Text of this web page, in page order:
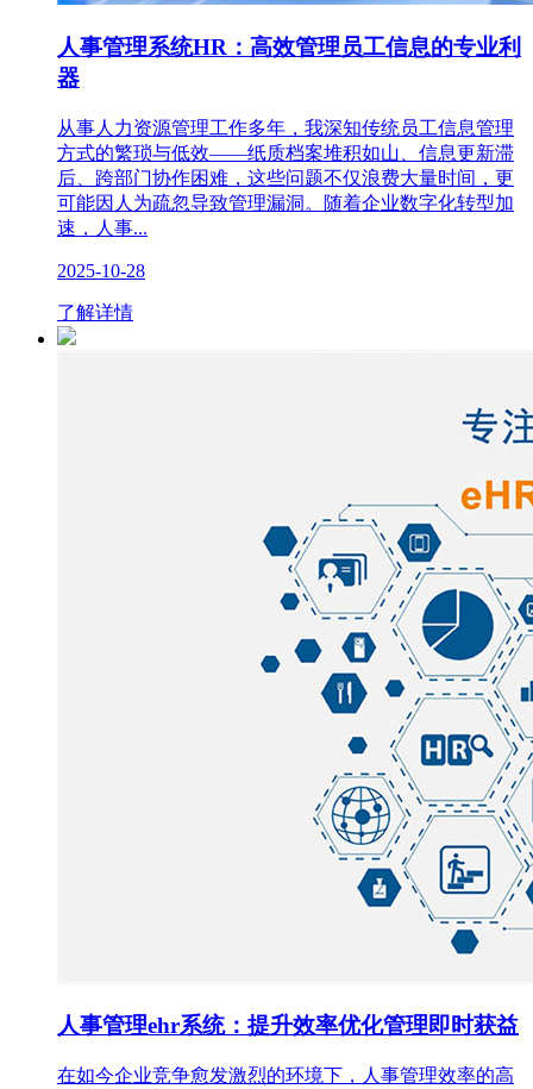
人事管理系统HR：高效管理员工信息的专业利
器
从事人力资源管理工作多年，我深知传统员工信息管理
方式的繁琐与低效——纸质档案堆积如山、信息更新滞
后、跨部门协作困难，这些问题不仅浪费大量时间，更
可能因人为疏忽导致管理漏洞。随着企业数字化转型加
速，人事...
2025-10-28
了解详情
人事管理ehr系统：提升效率优化管理即时获益
在如今企业竞争愈发激烈的环境下，人事管理效率的高